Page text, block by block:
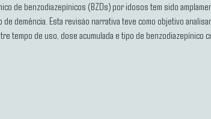
de benzodiazepínicos (BZDs) por idosos tem sido
de demência. Esta revisão narrativa teve como objetivo
tempo de uso, dose acumulada e tipo de benzodiazepínico